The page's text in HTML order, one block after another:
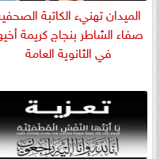
الميدان تهنيء الكاتبة
صفاء الشاطر بنجاج كريمة
في الثانوية العامة